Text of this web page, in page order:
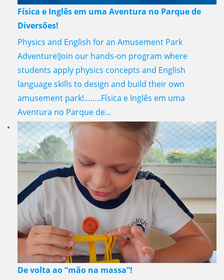
Física e Inglês em uma Aventura no Parque de
Diversões!
Physics and English for an Amusement Park
Adventure!Join our hands-on program where
students apply physics concepts and English
language skills to design and build their own
amusement park!……..Física e Inglês em uma
Aventura no Parque de...
De volta ao “mão na massa”!